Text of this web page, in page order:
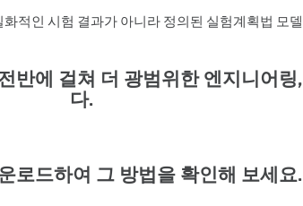
적인 시험 결과가 아니라 정의된 실험계획법 모
반에 걸쳐 더 광범위한 엔지니어
다.
로드하여 그 방법을 확인해 보세요.